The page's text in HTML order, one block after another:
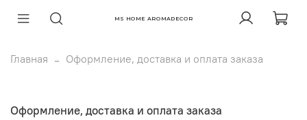
MS HOME AROMADECOR
Главная Оформление, доставка и оплата заказа
Оформление, доставка и оплата заказа